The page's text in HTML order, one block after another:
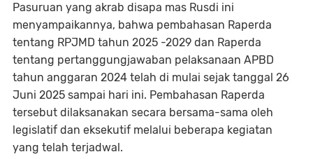
Pasuruan yang akrab disapa mas Rusdi ini
menyampaikannya, bahwa pembahasan Raperda
tentang RPJMD tahun 2025 -2029 dan Raperda
tentang pertanggungjawaban pelaksanaan APBD
tahun anggaran 2024 telah di mulai sejak tanggal 26
Juni 2025 sampai hari ini. Pembahasan Raperda
tersebut dilaksanakan secara bersama-sama oleh
legislatif dan eksekutif melalui beberapa kegiatan
yang telah terjadwal.